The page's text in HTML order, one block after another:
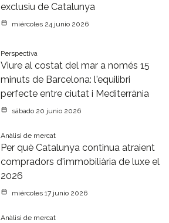
exclusiu de Catalunya
miércoles 24 junio 2026
Perspectiva
Viure al costat del mar a només 15
minuts de Barcelona: l'equilibri
perfecte entre ciutat i Mediterrània
sábado 20 junio 2026
Anàlisi de mercat
Per què Catalunya continua atraient
compradors d'immobiliària de luxe el
2026
miércoles 17 junio 2026
Anàlisi de mercat